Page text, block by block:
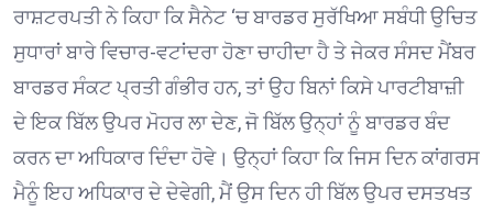
ਰਾਸ਼ਟਰਪਤੀ ਨੇ ਕਿਹਾ ਕਿ ਸੈਨੇਟ ‘ਚ ਬਾਰਡਰ ਸੁਰੱਖਿਆ ਸਬੰਧੀ ਉਚਿਤ
ਸੁਧਾਰਾਂ ਬਾਰੇ ਵਿਚਾਰ-ਵਟਾਂਦਰਾ ਹੋਣਾ ਚਾਹੀਦਾ ਹੈ ਤੇ ਜੇਕਰ ਸੰਸਦ ਮੈਂਬਰ
ਬਾਰਡਰ ਸੰਕਟ ਪ੍ਰਤੀ ਗੰਭੀਰ ਹਨ, ਤਾਂ ਉਹ ਬਿਨਾਂ ਕਿਸੇ ਪਾਰਟੀਬਾਜ਼ੀ
ਦੇ ਇਕ ਬਿੱਲ ਉਪਰ ਮੋਹਰ ਲਾ ਦੇਣ, ਜੋ ਬਿੱਲ ਉਨ੍ਹਾਂ ਨੂੰ ਬਾਰਡਰ ਬੰਦ
ਕਰਨ ਦਾ ਅਧਿਕਾਰ ਦਿੰਦਾ ਹੋਵੇ। ਉਨ੍ਹਾਂ ਕਿਹਾ ਕਿ ਜਿਸ ਦਿਨ ਕਾਂਗਰਸ
ਮੈਨੂੰ ਇਹ ਅਧਿਕਾਰ ਦੇ ਦੇਵੇਗੀ, ਮੈਂ ਉਸ ਦਿਨ ਹੀ ਬਿੱਲ ਉਪਰ ਦਸਤਖਤ